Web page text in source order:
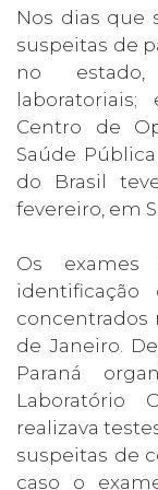
Nos dias que
suspeitas de
no estado,
Centro de
Saúde
do Brasil
fevereiro, em
Os exames
identificação
concentrados
de Janeiro.
Paraná
Laboratório
realizava
suspeitas de
caso o